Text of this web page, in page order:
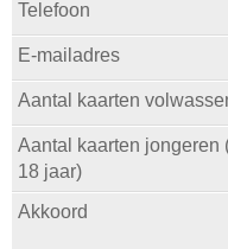
Telefoon
E-mailadres
Aantal kaarten
Aantal kaarten jongeren
18 jaar)
Akkoord